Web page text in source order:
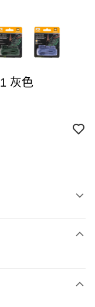
灰色